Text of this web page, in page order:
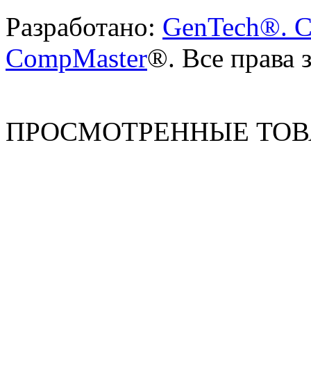
Разработано: GenTech®.
CompMaster®. Все права
ПРОСМОТРЕННЫЕ